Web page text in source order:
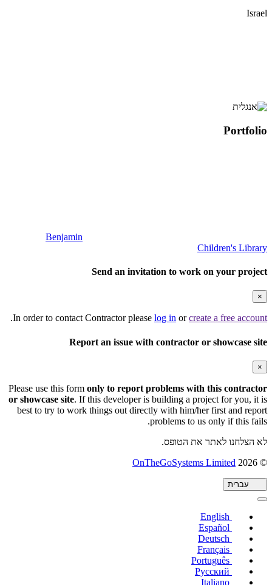
Israel
Portfolio
Benjamin
Children's Library
Send an invitation to work on your project
×
In order to contact Contractor please log in orcreate a free account
.
Report an issue with contractor or showcase site
×
Please use this form only to report problems with this contractor
or showcase site. If this developer is building a project for you, it is
best to try to work things out directly with him/her first and report
problems to us only if this fails.
לא הצלחנו לאתר את הטופס.
© 2026
OnTheGoSystems Limited(נפתח
עברית